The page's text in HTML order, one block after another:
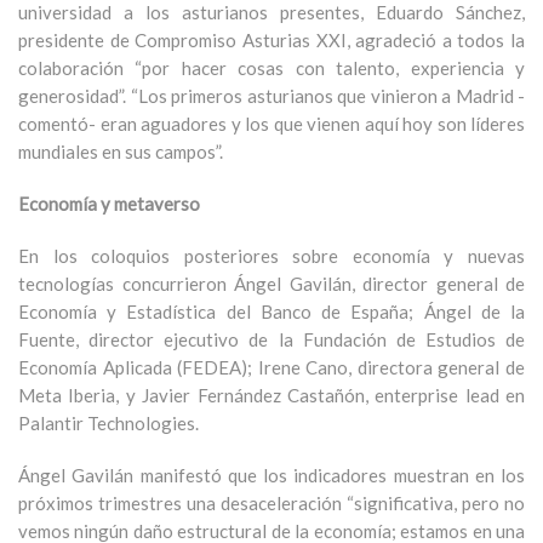
universidad a los asturianos presentes, Eduardo Sánchez,
presidente de Compromiso Asturias XXI, agradeció a todos la
colaboración “por hacer cosas con talento, experiencia y
generosidad”. “Los primeros asturianos que vinieron a Madrid -
comentó- eran aguadores y los que vienen aquí hoy son líderes
mundiales en sus campos”.
Economía y metaverso
En los coloquios posteriores sobre economía y nuevas
tecnologías concurrieron Ángel Gavilán, director general de
Economía y Estadística del Banco de España; Ángel de la
Fuente, director ejecutivo de la Fundación de Estudios de
Economía Aplicada (FEDEA); Irene Cano, directora general de
Meta Iberia, y Javier Fernández Castañón, enterprise lead en
Palantir Technologies.
Ángel Gavilán manifestó que los indicadores muestran en los
próximos trimestres una desaceleración “significativa, pero no
vemos ningún daño estructural de la economía; estamos en una